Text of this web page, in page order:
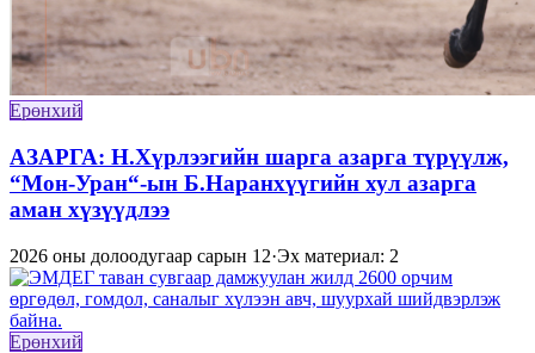
Ерөнхий
АЗАРГА: Н.Хүрлээгийн шарга азарга түрүүлж,
“Мон-Уран“-ын Б.Наранхүүгийн хул азарга
аман хүзүүдлээ
2026 оны долоодугаар сарын 12·Эх материал: 2
Ерөнхий